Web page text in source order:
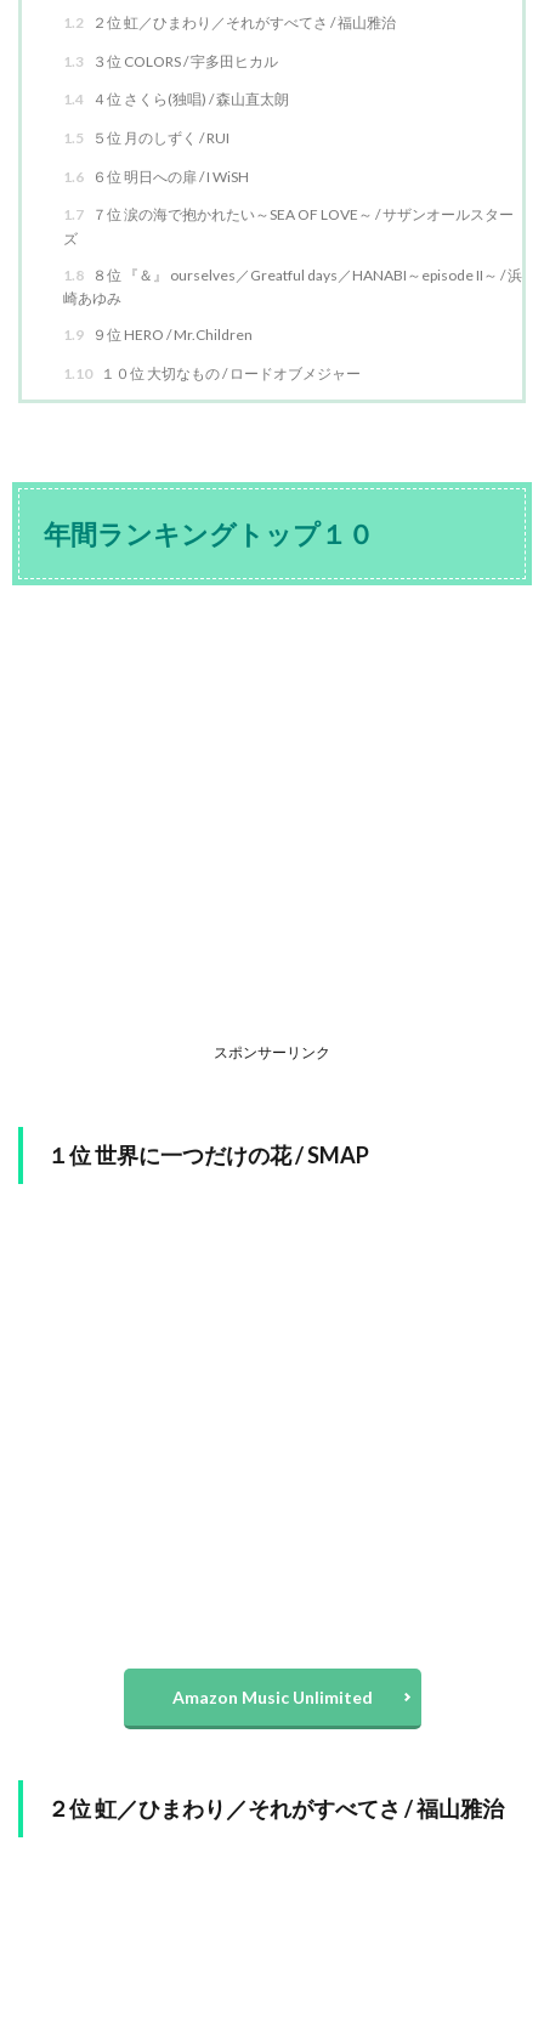
1.2 ２位 虹／ひまわり／それがすべてさ / 福山雅治
1.3 ３位 COLORS / 宇多田ヒカル
1.4 ４位 さくら(独唱) / 森山直太朗
1.5 ５位 月のしずく / RUI
1.6 ６位 明日への扉 / I WiSH
1.7
７位 涙の海で抱かれたい～SEA OF LOVE～ / サザンオールスター
ズ
1.8
８位 『＆』 ourselves／Greatful days／HANABI～episode II～ / 浜
崎あゆみ
1.9
９位 HERO / Mr.Children
1.10 １０位 大切なもの / ロードオブメジャー
年間ランキングトップ１０
スポンサーリンク
１位 世界に一つだけの花 / SMAP
Amazon Music Unlimited
２位 虹／ひまわり／それがすべてさ / 福山雅治